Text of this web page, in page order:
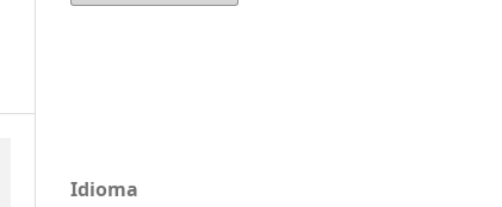
Idioma